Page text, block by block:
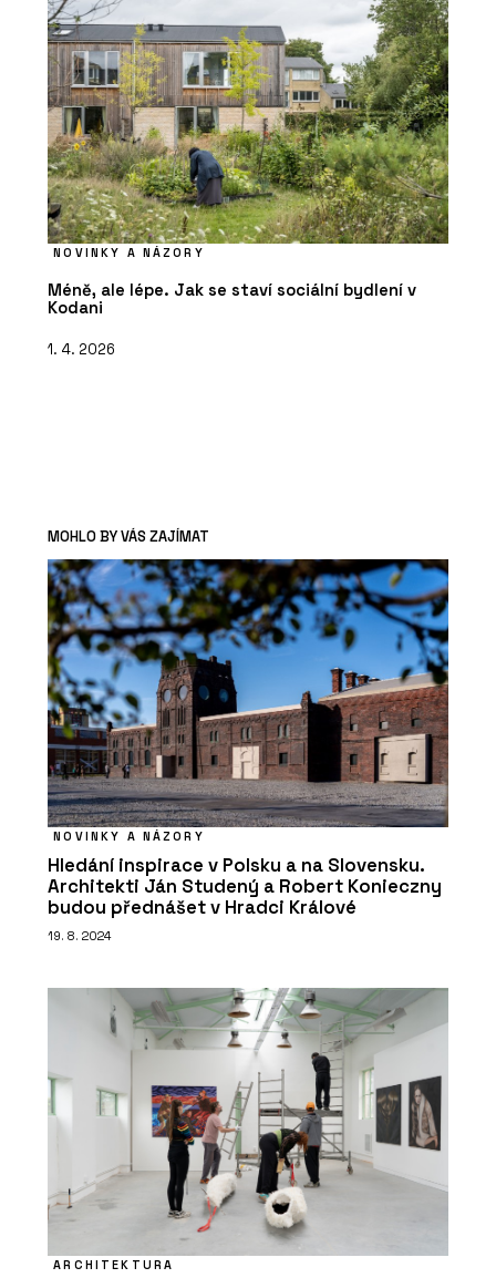
NOVINKY A NÁZORY
Méně, ale lépe. Jak se staví sociální bydlení v
Kodani
1. 4. 2026
MOHLO BY VÁS ZAJÍMAT
NOVINKY A NÁZORY
Hledání inspirace v Polsku a na Slovensku.
Architekti Ján Studený a Robert Konieczny
budou přednášet v Hradci Králové
19. 8. 2024
ARCHITEKTURA